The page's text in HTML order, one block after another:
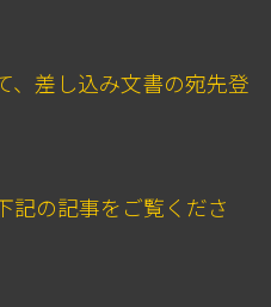
、差し込み文書の宛先登
記の記事をご覧くださ